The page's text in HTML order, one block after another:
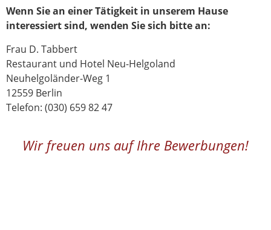
Wenn Sie an einer Tätigkeit in unserem Hause
interessiert sind, wenden Sie sich bitte an:
Frau D. Tabbert
Restaurant und Hotel Neu-Helgoland
Neuhelgoländer-Weg 1
12559 Berlin
Telefon: (030) 659 82 47
Wir freuen uns auf Ihre Bewerbungen!